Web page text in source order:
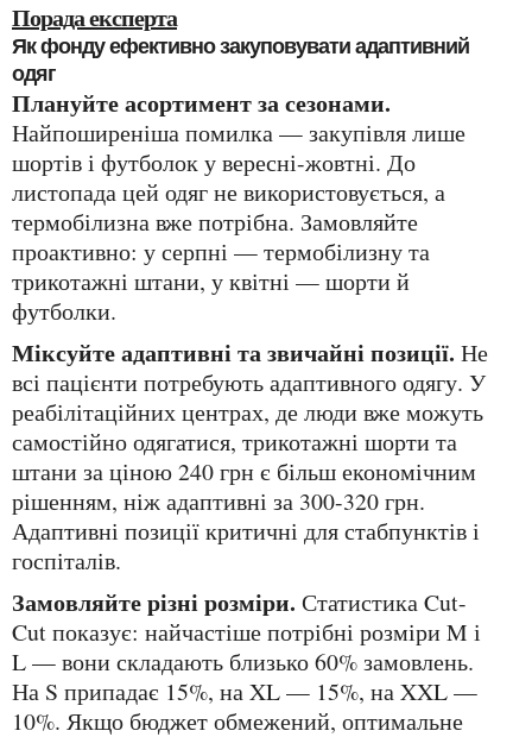
Порада експерта
Як фонду ефективно закуповувати адаптивний
одяг
Плануйте асортимент за сезонами.
Найпоширеніша помилка — закупівля лише
шортів і футболок у вересні-жовтні. До
листопада цей одяг не використовується, а
термобілизна вже потрібна. Замовляйте
проактивно: у серпні — термобілизну та
трикотажні штани, у квітні — шорти й
футболки.
Міксуйте адаптивні та звичайні позиції. Не
всі пацієнти потребують адаптивного одягу. У
реабілітаційних центрах, де люди вже можуть
самостійно одягатися, трикотажні шорти та
штани за ціною 240 грн є більш економічним
рішенням, ніж адаптивні за 300-320 грн.
Адаптивні позиції критичні для стабпунктів і
госпіталів.
Замовляйте різні розміри. Статистика Cut-
Cut показує: найчастіше потрібні розміри M і
L — вони складають близько 60% замовлень.
На S припадає 15%, на XL — 15%, на XXL —
10%. Якщо бюджет обмежений, оптимальне